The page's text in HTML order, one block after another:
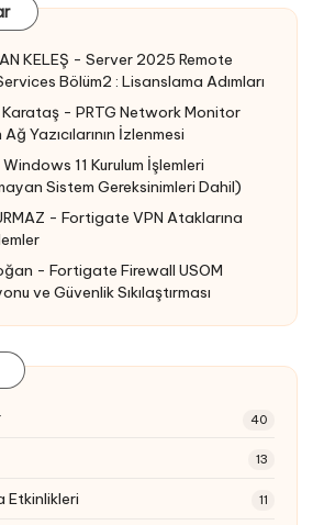
KELEŞ -Server 2025 Remote
Bölüm2 : Lisanslama Adımları
Karataş -PRTG Network Monitor
Yazıcılarının İzlenmesi
Windows 11 Kurulum İşlemleri
Sistem Gereksinimleri Dahil)
-Fortigate VPN Ataklarına
-Fortigate Firewall USOM
ve Güvenlik Sıkılaştırması
40
13
Etkinlikleri 11